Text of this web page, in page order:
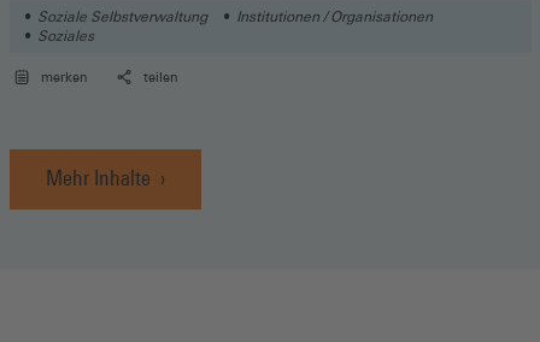
Soziale Selbstverwaltung
Institutionen / Organisationen
Soziales
merken teilen
Mehr Inhalte